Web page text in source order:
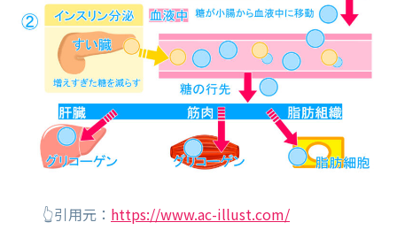
👆引用元： https://www.ac-illust.com/